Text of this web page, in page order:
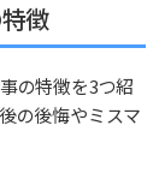
徴
の特徴を3つ紹
の後悔やミスマ